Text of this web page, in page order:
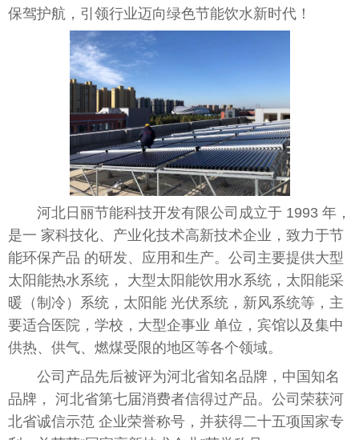
保驾护航，引领行业迈向绿色节能饮水新时代 ！
河北日丽节能科技开发有限公司成立于 1993 年，
是一 家科技化、产业化技术高新技术企业，致力于节
能环保产品 的研发、应用和生产。公司主要提供大型
太阳能热水系统， 大型太阳能饮用水系统，太阳能采
暖（制冷）系统，太阳能 光伏系统，新风系统等，主
要适合医院，学校，大型企事业 单位，宾馆以及集中
供热、供气、燃煤受限的地区等各个领域。
公司产品先后被评为河北省知名品牌， 中国 知名
品牌， 河北省第七届消费者信得过产品。公司荣获河
北省诚信示范 企业荣誉称号，并获得二十五项国家专